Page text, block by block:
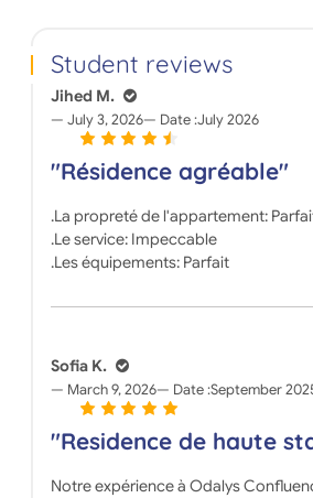
Student reviews
Jihed M.
July 3, 2026 Date :July 2026
"Résidence agréable"
.La propreté de l'appartement:
.Le service: Impeccable
.Les équipements: Parfait
Sofia K.
March 9, 2026 Date :September
"Residence de haute
Notre expérience à Odalys